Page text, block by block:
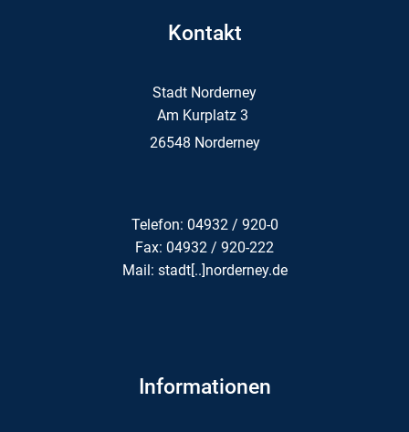
Kontakt
Stadt Norderney
Am Kurplatz 3
26548 Norderney
Telefon: 04932 / 920-0
Fax: 04932 / 920-222
Mail: stadt[..]norderney.de
Informationen